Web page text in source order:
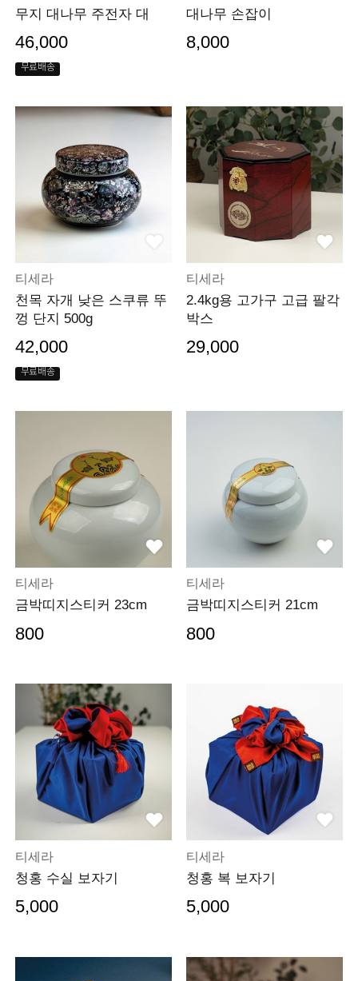
무지 대나무 주전자 대
46,000
무료배송
대나무 손잡이
8,000
티세라
천목 자개 낮은 스쿠류 뚜
껑 단지 500g
42,000
무료배송
티세라
2.4kg용 고가구 고급 팔각
박스
29,000
티세라
금박띠지스티커 23cm
800
티세라
금박띠지스티커 21cm
800
티세라
청홍 수실 보자기
5,000
티세라
청홍 복 보자기
5,000